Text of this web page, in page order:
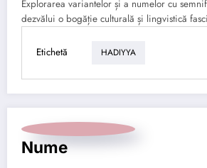
Explorarea variantelor și a numelor cu
dezvălui o bogăție culturală și lingvistică
Etichetă HADIYYA
Nume